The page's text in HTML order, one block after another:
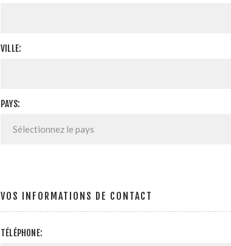
VILLE:
PAYS:
VOS INFORMATIONS DE CONTACT
TÉLÉPHONE: